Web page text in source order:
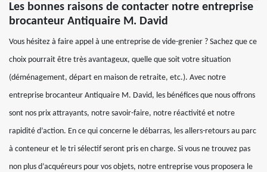
Les bonnes raisons de contacter notre entreprise
brocanteur Antiquaire M. David
Vous hésitez à faire appel à une entreprise de vide-grenier ? Sachez que ce
choix pourrait être très avantageux, quelle que soit votre situation
(déménagement, départ en maison de retraite, etc.). Avec notre
entreprise brocanteur Antiquaire M. David, les bénéfices que nous offrons
sont nos prix attrayants, notre savoir-faire, notre réactivité et notre
rapidité d’action. En ce qui concerne le débarras, les allers-retours au parc
à conteneur et le tri sélectif seront pris en charge. Si vous ne trouvez pas
non plus d’acquéreurs pour vos objets, notre entreprise vous proposera le